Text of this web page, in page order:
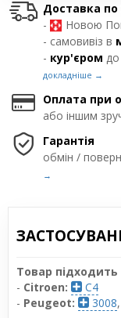
Доставка по
-
Новою
- самовивіз в
- кур'єром до
докладніше →
Оплата при
або іншим
Гарантія
обмін /
→
Товар
- Citroen:
C4
- Peugeot: 3008,